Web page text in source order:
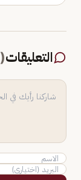
التعليقات(